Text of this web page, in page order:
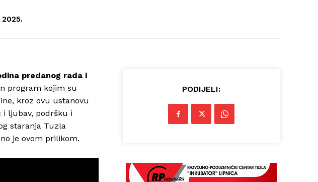
2025.
predanog rada i
program kojim su
kroz ovu ustanovu
i ljubav, podršku i
staranja Tuzla
je ovom prilikom.
PODIJELI: